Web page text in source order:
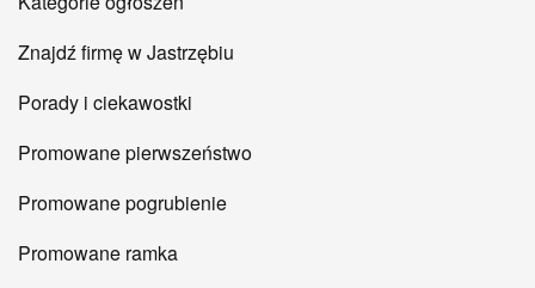
Znajdź firmę w Jastrzębiu
Porady i ciekawostki
Promowane pierwszeństwo
Promowane pogrubienie
Promowane ramka